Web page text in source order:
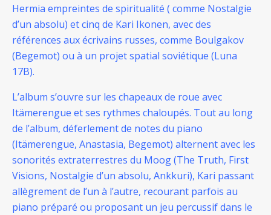
Hermia empreintes de spiritualité ( comme Nostalgie
d’un absolu) et cinq de Kari Ikonen, avec des
références aux écrivains russes, comme Boulgakov
(Begemot) ou à un projet spatial soviétique (Luna
17B).
L’album s’ouvre sur les chapeaux de roue avec
Itämerengue et ses rythmes chaloupés. Tout au long
de l’album, déferlement de notes du piano
(Itämerengue, Anastasia, Begemot) alternent avec les
sonorités extraterrestres du Moog (The Truth, First
Visions, Nostalgie d’un absolu, Ankkuri), Kari passant
allègrement de l’un à l’autre, recourant parfois au
piano préparé ou proposant un jeu percussif dans le